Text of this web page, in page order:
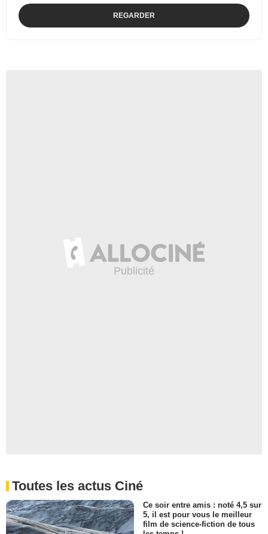
REGARDER
Toutes les actus Ciné
Ce soir entre amis : noté 4,5 sur
5, il est pour vous le meilleur
film de science-fiction de tous